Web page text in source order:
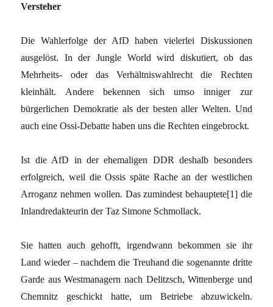
Versteher
Die Wahlerfolge der AfD haben vielerlei Diskussionen
ausgelöst. In der Jungle World wird diskutiert, ob das
Mehrheits- oder das Verhältniswahlrecht die Rechten
kleinhält. Andere bekennen sich umso inniger zur
bürgerlichen Demokratie als der besten aller Welten. Und
auch eine Ossi-Debatte haben uns die Rechten eingebrockt.
Ist die AfD in der ehemaligen DDR deshalb besonders
erfolgreich, weil die Ossis späte Rache an der westlichen
Arroganz nehmen wollen. Das zumindest behauptete[1] die
Inlandredakteurin der Taz Simone Schmollack.
Sie hatten auch gehofft, irgendwann bekommen sie ihr
Land wieder – nachdem die Treuhand die sogenannte dritte
Garde aus Westmanagern nach Delitzsch, Wittenberge und
Chemnitz geschickt hatte, um Betriebe abzuwickeln.